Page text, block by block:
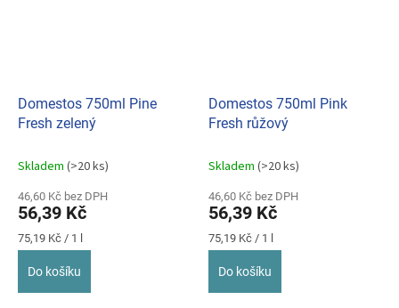
Domestos 750ml Pine
Fresh zelený
Skladem (>20 ks)
46,60 Kč bez DPH
56,39 Kč
Měrná
cena:
75,19 Kč / 1 l
Do košíku
Domestos 750ml Pink
Fresh růžový
Skladem (>20 ks)
46,60 Kč bez DPH
56,39 Kč
Měrná
cena:
75,19 Kč / 1 l
Do košíku